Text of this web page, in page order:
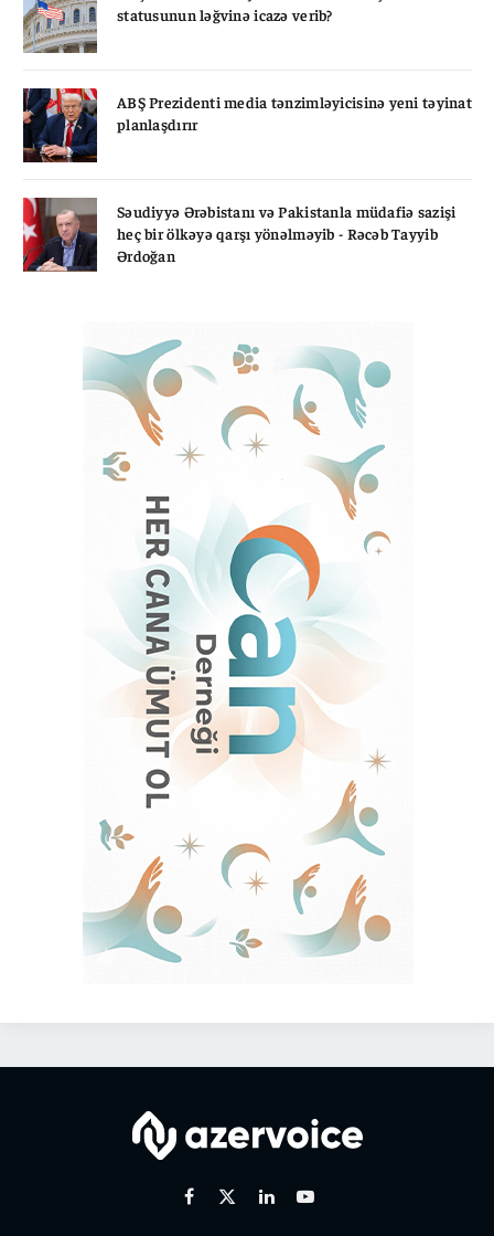
statusunun ləğvinə icazə verib?
ABŞ Prezidenti media tənzimləyicisinə yeni təyinat
planlaşdırır
Səudiyyə Ərəbistanı və Pakistanla müdafiə sazişi
heç bir ölkəyə qarşı yönəlməyib - Rəcəb Tayyib
Ərdoğan
Facebook
X
LinkedinYoutube